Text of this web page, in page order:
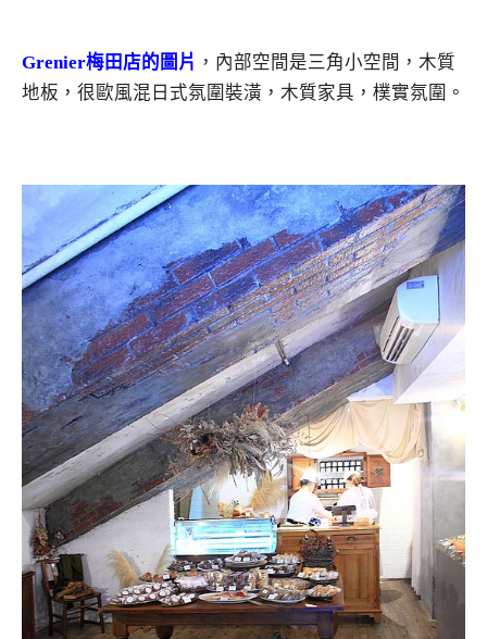
Grenier梅田店的圖片 ，內部空間是三角小空間，木質
地板，很歐風混日式氛圍裝潢，木質家具，樸實氛圍。